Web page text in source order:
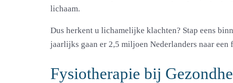
lichaam.
Dus herkent u lichamelijke klachten? Stap eens
jaarlijks gaan er 2,5 miljoen Nederlanders naar een
Fysiotherapie bij